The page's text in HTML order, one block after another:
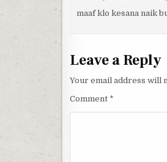
maaf klo kesana naik
Leave a Reply
Your email address will
Comment *